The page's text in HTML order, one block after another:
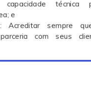
técnica
e
Acreditar sempre
com seus